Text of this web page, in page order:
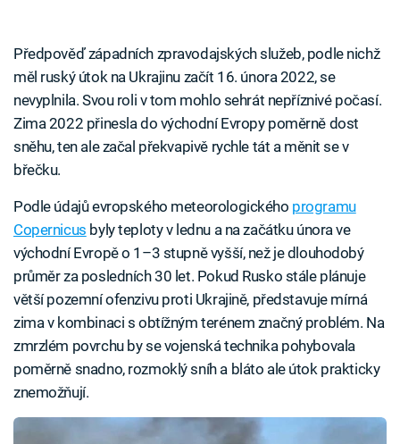
Předpověď západních zpravodajských služeb, podle nichž
měl ruský útok na Ukrajinu začít 16. února 2022, se
nevyplnila. Svou roli v tom mohlo sehrát nepříznivé počasí.
Zima 2022 přinesla do východní Evropy poměrně dost
sněhu, ten ale začal překvapivě rychle tát a měnit se v
břečku.
Podle údajů evropského meteorologického programu
Copernicus byly teploty v lednu a na začátku února ve
východní Evropě o 1–3 stupně vyšší, než je dlouhodobý
průměr za posledních 30 let. Pokud Rusko stále plánuje
větší pozemní ofenzivu proti Ukrajině, představuje mírná
zima v kombinaci s obtížným terénem značný problém. Na
zmrzlém povrchu by se vojenská technika pohybovala
poměrně snadno, rozmoklý sníh a bláto ale útok prakticky
znemožňují.